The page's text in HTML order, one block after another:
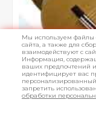
Мы используем файлы
сайта, а также для
взаимодействуют с
Информация,
ваших предпочтений
идентифицирует вас
запретить
обработки